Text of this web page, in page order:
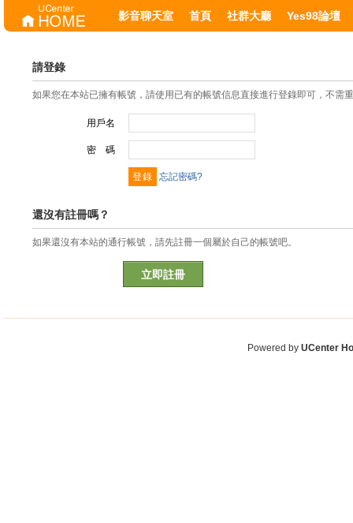
影音聊天室 首頁 社群大廳 Yes98論壇
請登錄
如果您在本站已擁有帳號，請使用已有的帳號信息直接進行登錄即可，不需
用戶名
密 碼
忘記密碼?
還沒有註冊嗎？
如果還沒有本站的通行帳號，請先註冊一個屬於自己的帳號吧。
立即註冊
Powered by UCenter